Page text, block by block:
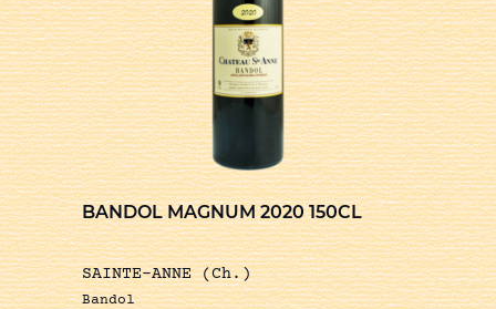
BANDOL MAGNUM 2020 150CL
SAINTE-ANNE (Ch.)
Bandol